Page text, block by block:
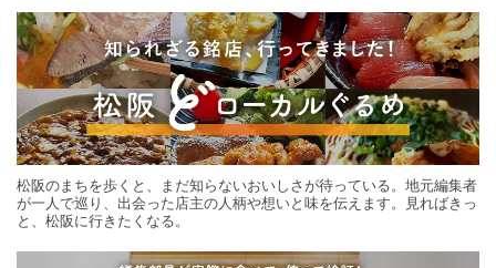
松阪のまちを歩くと、まだ知らないおいしさが待っている。地元編集者
が一人で巡り、出会った店主の人柄や想いと味を伝えます。見ればきっ
と、松阪に行きたくなる。